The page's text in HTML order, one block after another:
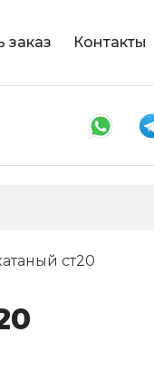
заказ Контакты
ст20